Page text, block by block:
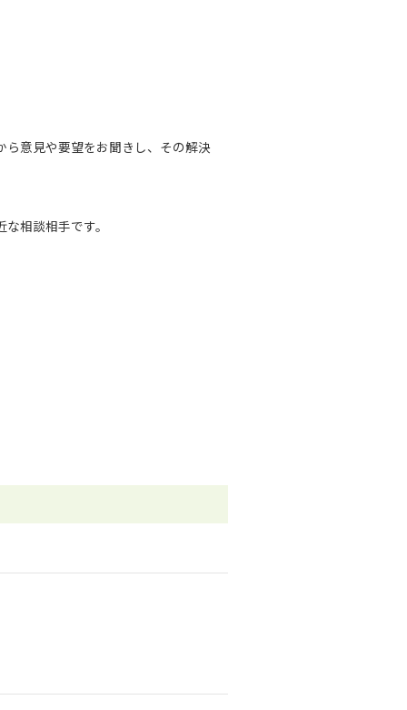
ら意見や要望をお聞きし、その解決
相談相手です。